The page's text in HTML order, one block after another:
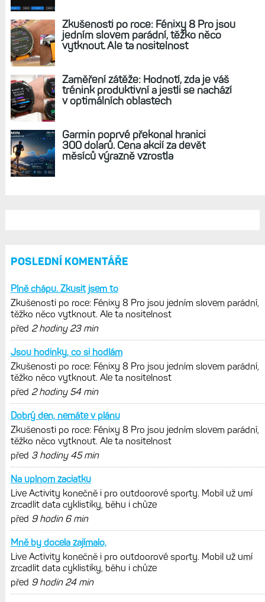
Fénix 9 v edici inReach
Live Activity konečně i pro outdoorové
sporty. Mobil už umí zrcadlit data
cyklistiky, běhu i chůze
Zkušenosti po roce: Fénixy 8 Pro jsou
jedním slovem parádní, těžko něco
vytknout. Ale ta nositelnost
Zaměření zátěže: Hodnotí, zda je váš
trénink produktivní a jestli se nachází
v optimálních oblastech
Garmin poprvé překonal hranici
300 dolarů. Cena akcií za devět
měsíců výrazně vzrostla